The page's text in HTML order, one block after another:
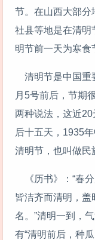
节。在山西大部分
社县等地是在清明
明节前一天为寒食
清明节是中国重
月5号前后，节期
两种说法，这近
后十五天，1935
清明节，也叫做民
《历书》：“春
皆洁齐而清明，
名。”清明一到，
有“清明前后，种瓜